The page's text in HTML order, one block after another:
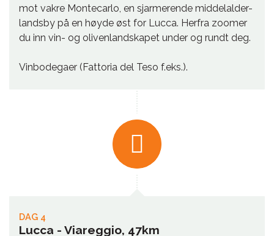
mot vakre Montecarlo, en sjarmerende middelalder-
landsby på en høyde øst for Lucca. Herfra zoomer
du inn vin- og olivenlandskapet under og rundt deg.
Vinbodegaer (Fattoria del Teso f.eks.).
DAG 4
Lucca - Viareggio, 47km